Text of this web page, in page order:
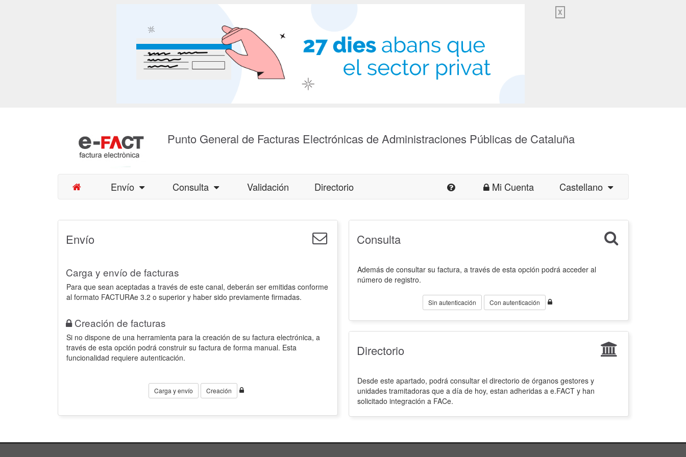
X
Punto General de Facturas Electrónicas de Administraciones Públicas de Cataluña
Envío Consulta Validación Directorio Mi Cuenta Castellano
Envío
Carga y envío de facturas
Para que sean aceptadas a través de este canal, deberán ser emitidas conforme
al formato FACTURAe 3.2 o superior y haber sido previamente firmadas.
Creación de facturas
Si no dispone de una herramienta para la creación de su factura electrónica, a
través de esta opción podrá construir su factura de forma manual. Esta
funcionalidad requiere autenticación.
Carga y envío Creación
Consulta
Además de consultar su factura, a través de esta opción podrá acceder al
número de registro.
Sin autenticación Con autenticación
Directorio
Desde este apartado, podrá consultar el directorio de órganos gestores y
unidades tramitadoras que a día de hoy, estan adheridas a e.FACT y han
solicitado integración a FACe.